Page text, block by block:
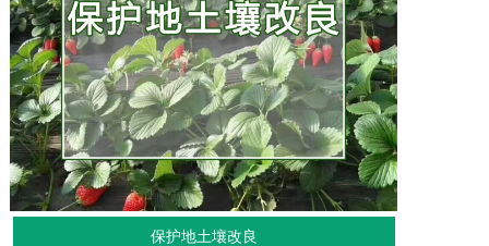
保护地土壤改良